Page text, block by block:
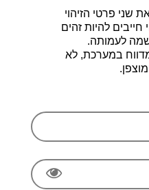
שני פרטי הזיהוי
להיות זהים
לעמותה.
במערכת, לא